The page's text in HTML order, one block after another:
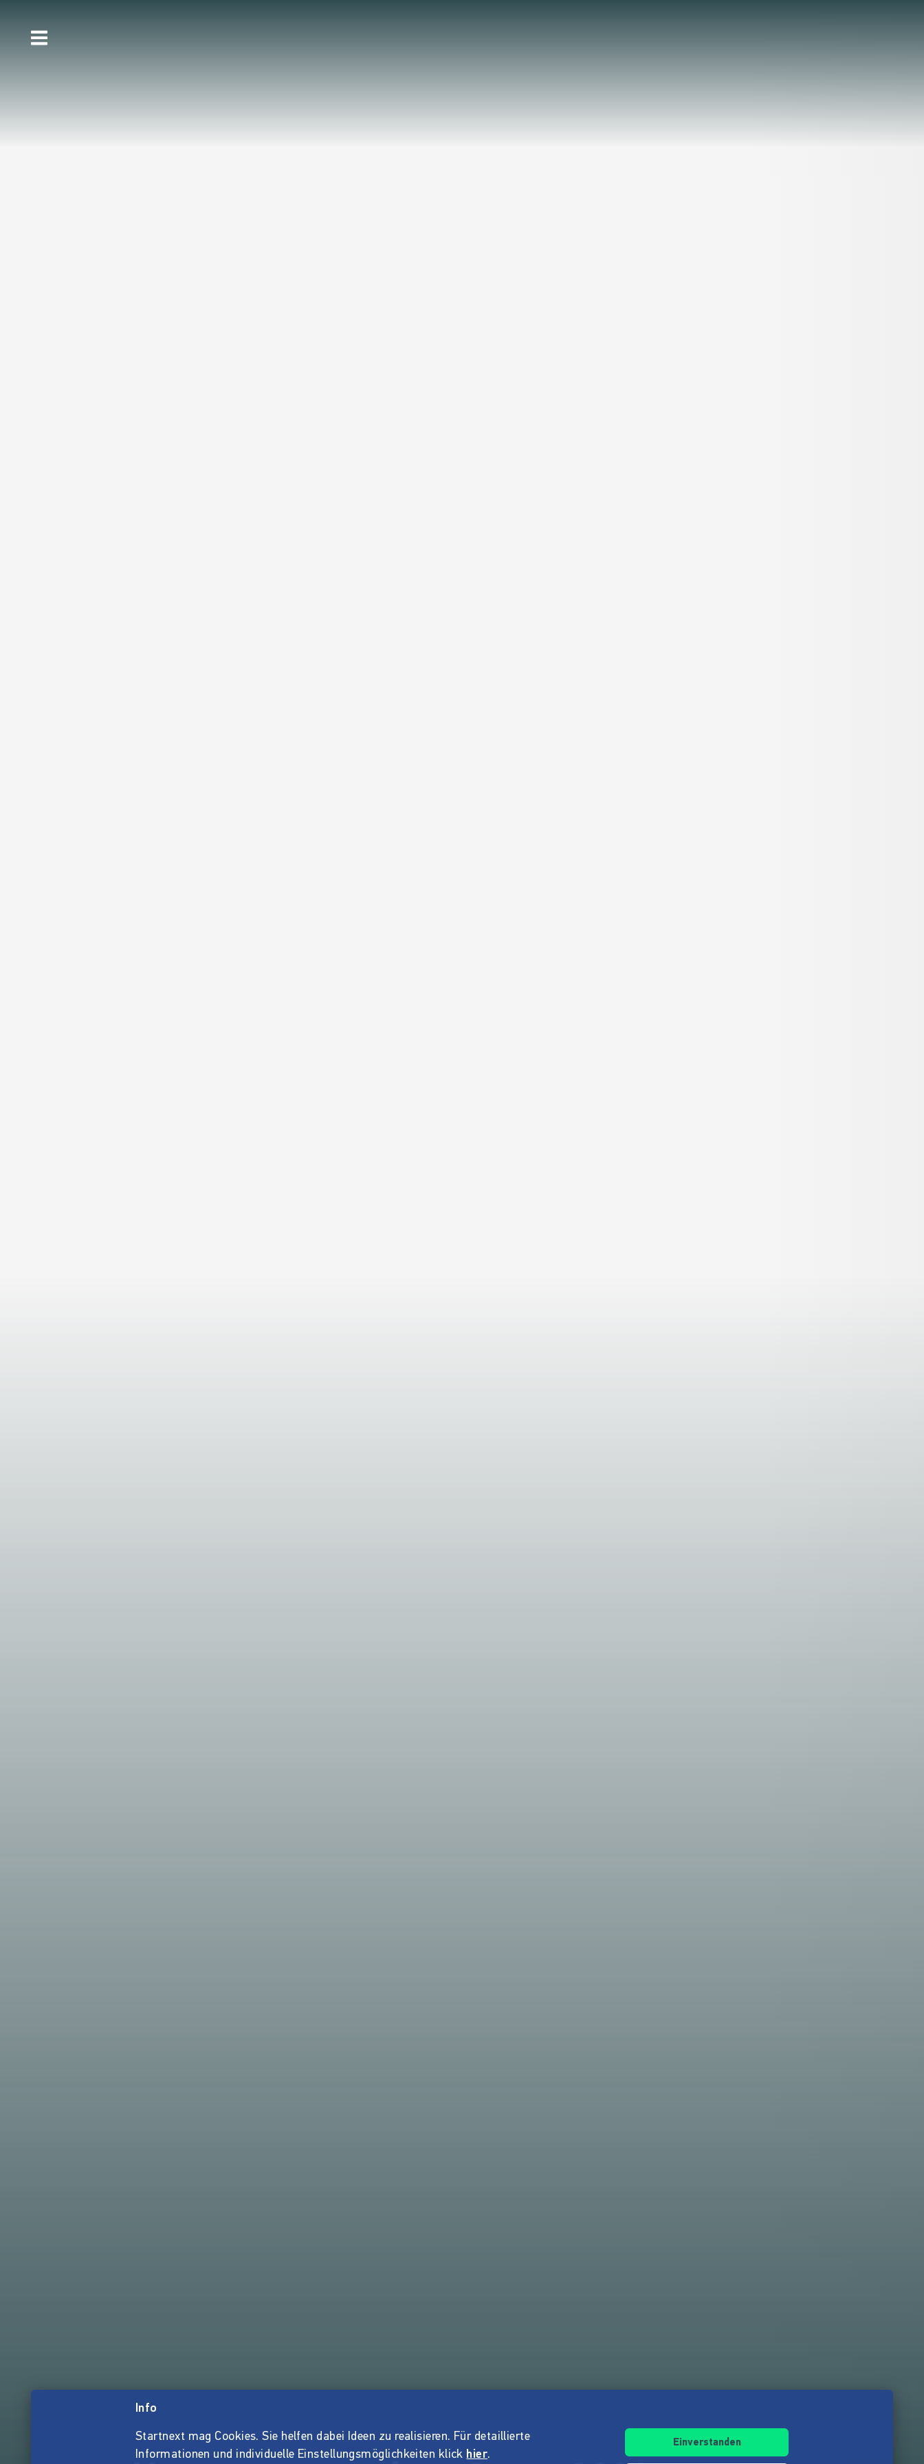
Info
Startnext mag Cookies. Sie helfen dabei Ideen zu realisieren. Für detaillierte
Informationen und individuelle Einstellungsmöglichkeiten klick hier.
Einverstanden